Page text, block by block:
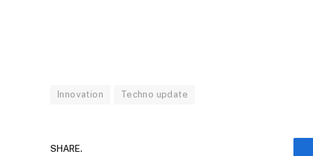
Innovation Techno update
SHARE.